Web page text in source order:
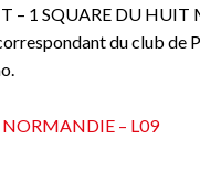
– 1 SQUARE DU HUIT
du club de
NORMANDIE – L09